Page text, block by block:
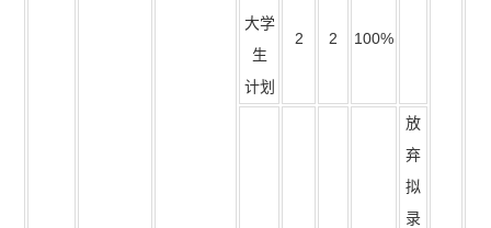
大学
生
计划
2 2 100%
放
弃
拟
录